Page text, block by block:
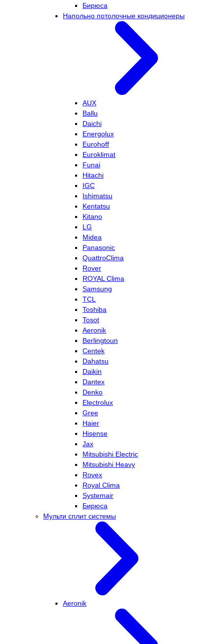
Бирюса
Напольно потолочные кондиционеры
AUX
Ballu
Daichi
Energolux
Eurohoff
Euroklimat
Funai
Hitachi
IGC
Ishimatsu
Kentatsu
Kitano
LG
Midea
Panasonic
QuattroClima
Rover
ROYAL Clima
Samsung
TCL
Toshiba
Tosot
Aeronik
Berlingtoun
Centek
Dahatsu
Daikin
Dantex
Denko
Electrolux
Gree
Haier
Hisense
Jax
Mitsubishi Electric
Mitsubishi Heavy
Rovex
Royal Clima
Systemair
Бирюса
Мульти сплит системы
Aeronik